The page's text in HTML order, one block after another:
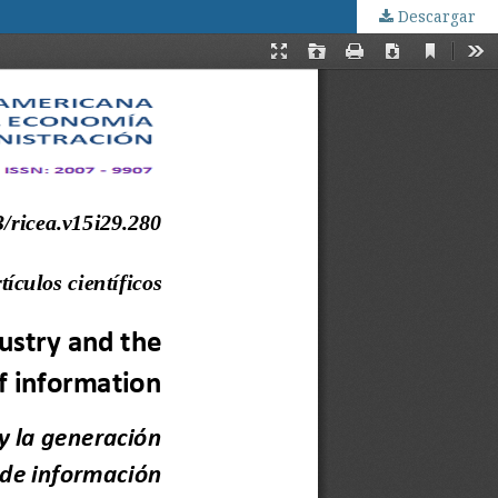
Descargar